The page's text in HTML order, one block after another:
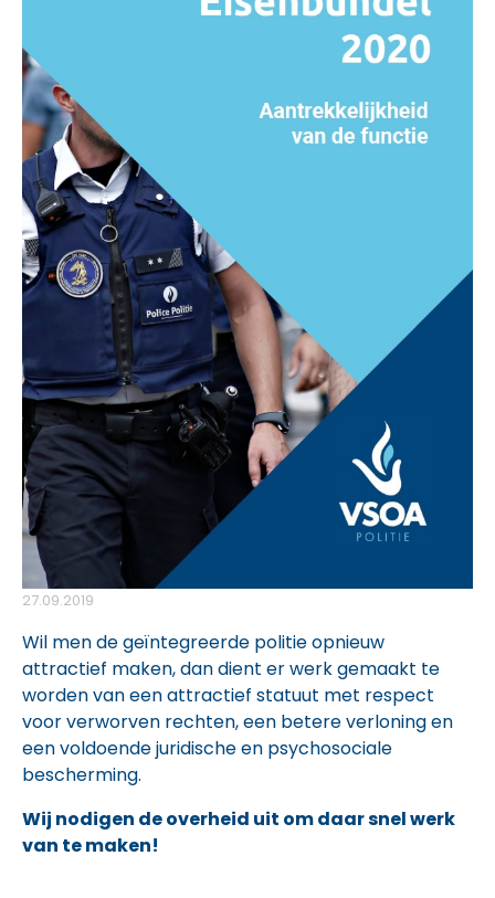
27.09.2019
Wil men de geïntegreerde politie opnieuw
attractief maken, dan dient er werk gemaakt te
worden van een attractief statuut met respect
voor verworven rechten, een betere verloning en
een voldoende juridische en psychosociale
bescherming.
Wij nodigen de overheid uit om daar snel werk
van te maken!